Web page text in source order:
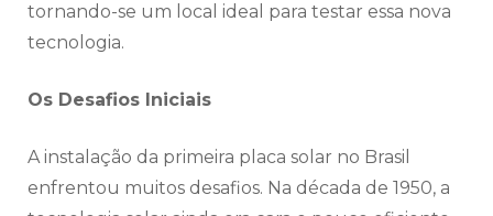
tornando-se um local ideal para testar essa nova
tecnologia.
Os Desafios Iniciais
A instalação da primeira placa solar no Brasil
enfrentou muitos desafios. Na década de 1950, a